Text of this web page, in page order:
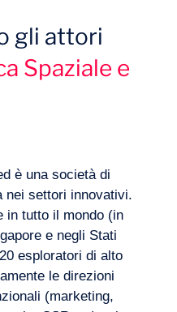
gli attori
Spaziale e
è una società di
nei settori innovativi.
in tutto il mondo (in
e negli Stati
esploratori di alto
le direzioni
(marketing,